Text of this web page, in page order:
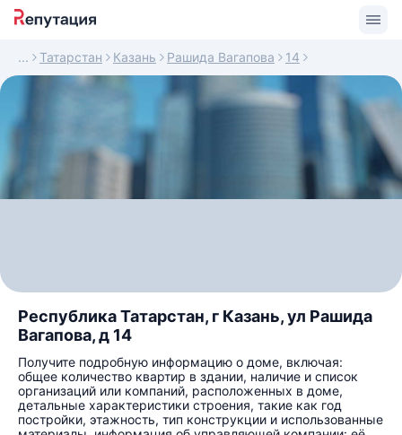
Татарстан Казань Рашида Вагапова 14
Республика Татарстан, г Казань, ул Рашида
Вагапова, д 14
Получите подробную информацию о доме, включая:
общее количество квартир в здании, наличие и список
организаций или компаний, расположенных в доме,
детальные характеристики строения, такие как год
постройки, этажность, тип конструкции и использованные